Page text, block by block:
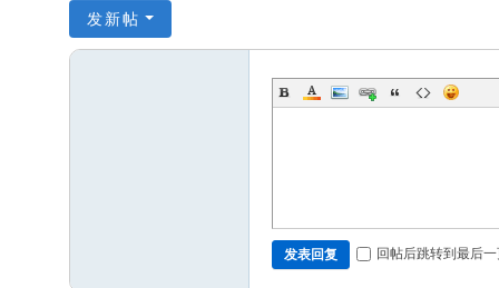
发新帖
发表回复 回帖后跳转到最后